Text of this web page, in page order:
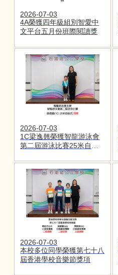
2026-07-03
4A榮獲四年級組別智愛中
文平台五月份班際閱讀獎
2026-07-03
1C梁逸翹榮獲智龍游泳會
第二屆游泳比賽25米自由
2026-07-03
本校多位同學榮獲第七十八
屆香港學校音樂節獎項